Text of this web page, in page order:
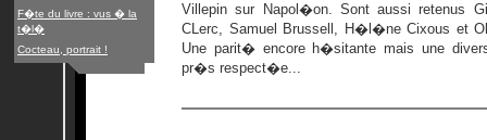
F�te du livre : vus � la
t�l�
Cocteau, portrait !
Villepin sur Napol�on. Sont aussi retenus
CLerc, Samuel Brussell, H�l�ne Cixous et
Une parit� encore h�sitante mais une
pr�s respect�e...